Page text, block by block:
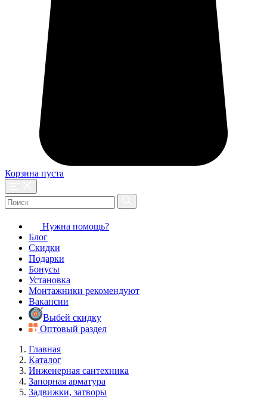
Корзина пуста
Нужна помощь?
Блог
Скидки
Подарки
Бонусы
Установка
Монтажники рекомендуют
Вакансии
Выбей скидку
Оптовый раздел
Главная
Каталог
Инженерная сантехника
Запорная арматура
Задвижки, затворы